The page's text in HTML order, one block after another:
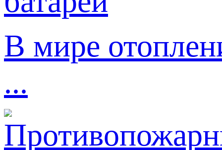
В мире
...